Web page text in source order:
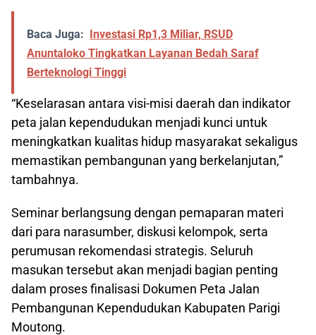
Baca Juga: Investasi Rp1,3 Miliar, RSUD
Anuntaloko Tingkatkan Layanan Bedah Saraf
Berteknologi Tinggi
“Keselarasan antara visi-misi daerah dan indikator
peta jalan kependudukan menjadi kunci untuk
meningkatkan kualitas hidup masyarakat sekaligus
memastikan pembangunan yang berkelanjutan,”
tambahnya.
Seminar berlangsung dengan pemaparan materi
dari para narasumber, diskusi kelompok, serta
perumusan rekomendasi strategis. Seluruh
masukan tersebut akan menjadi bagian penting
dalam proses finalisasi Dokumen Peta Jalan
Pembangunan Kependudukan Kabupaten Parigi
Moutong.